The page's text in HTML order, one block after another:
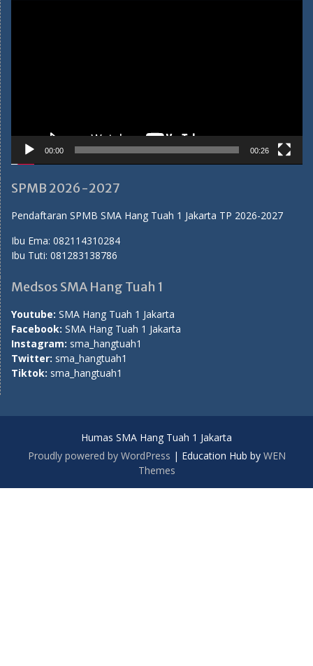
00:00 00:26
SPMB 2026-2027
Pendaftaran SPMB SMA Hang Tuah 1 Jakarta TP 2026-2027
Ibu Ema: 082114310284
Ibu Tuti: 081283138786
Medsos SMA Hang Tuah 1
Youtube: SMA Hang Tuah 1 Jakarta
Facebook: SMA Hang Tuah 1 Jakarta
Instagram: sma_hangtuah1
Twitter: sma_hangtuah1
Tiktok: sma_hangtuah1
Humas SMA Hang Tuah 1 Jakarta
Proudly powered by WordPress | Education Hub by WEN
Themes